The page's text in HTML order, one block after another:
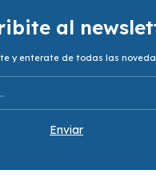
al
y enterate de todas las